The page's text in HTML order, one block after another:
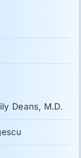
Deans, M.D.